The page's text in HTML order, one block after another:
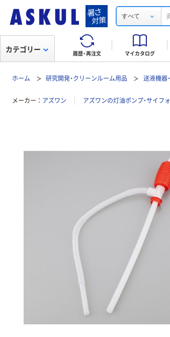
すべて
履歴・再注文 マイカタログ
カテゴリー
ホーム 研究開発・クリーンルーム用品 送液機器
メーカー アズワン アズワンの灯油ポンプ・サイフ